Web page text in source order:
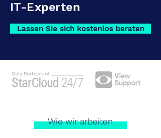
IT-Experten
Lassen Sie sich kostenlos beraten
Wie wir arbeiten